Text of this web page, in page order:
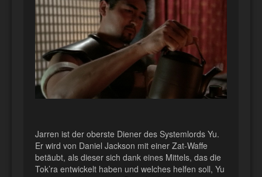
Jarren ist der oberste Diener des Systemlords Yu.
Er wird von Daniel Jackson mit einer Zat-Waffe
betäubt, als dieser sich dank eines Mittels, das die
Tok’ra entwickelt haben und welches helfen soll, Yu